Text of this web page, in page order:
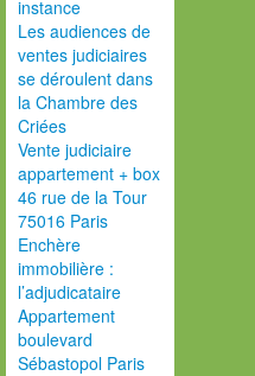
instance
Les audiences de
ventes judiciaires
se déroulent dans
la Chambre des
Criées
Vente judiciaire
appartement + box
46 rue de la Tour
75016 Paris
Enchère
immobilière :
l’adjudicataire
Appartement
boulevard
Sébastopol Paris